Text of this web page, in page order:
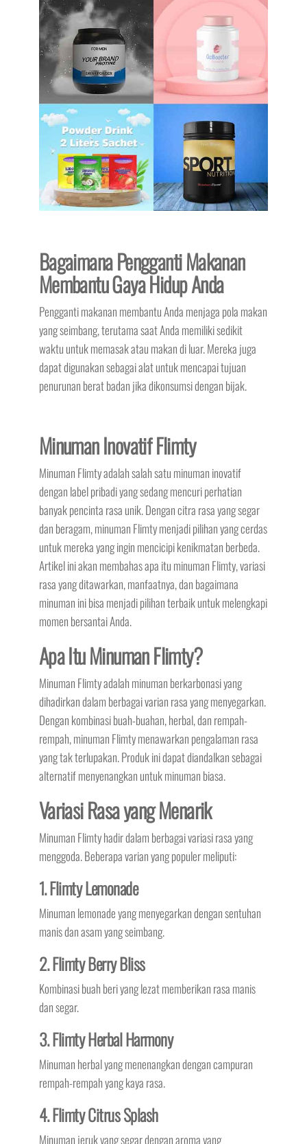
Bagaimana Pengganti Makanan
Membantu Gaya Hidup Anda
Pengganti makanan membantu Anda menjaga pola makan
yang seimbang, terutama saat Anda memiliki sedikit
waktu untuk memasak atau makan di luar. Mereka juga
dapat digunakan sebagai alat untuk mencapai tujuan
penurunan berat badan jika dikonsumsi dengan bijak.
Minuman Inovatif Flimty
Minuman Flimty adalah salah satu minuman inovatif
dengan label pribadi yang sedang mencuri perhatian
banyak pencinta rasa unik. Dengan citra rasa yang segar
dan beragam, minuman Flimty menjadi pilihan yang cerdas
untuk mereka yang ingin mencicipi kenikmatan berbeda.
Artikel ini akan membahas apa itu minuman Flimty, variasi
rasa yang ditawarkan, manfaatnya, dan bagaimana
minuman ini bisa menjadi pilihan terbaik untuk melengkapi
momen bersantai Anda.
Apa Itu Minuman Flimty?
Minuman Flimty adalah minuman berkarbonasi yang
dihadirkan dalam berbagai varian rasa yang menyegarkan.
Dengan kombinasi buah-buahan, herbal, dan rempah-
rempah, minuman Flimty menawarkan pengalaman rasa
yang tak terlupakan. Produk ini dapat diandalkan sebagai
alternatif menyenangkan untuk minuman biasa.
Variasi Rasa yang Menarik
Minuman Flimty hadir dalam berbagai variasi rasa yang
menggoda. Beberapa varian yang populer meliputi:
1. Flimty Lemonade
Minuman lemonade yang menyegarkan dengan sentuhan
manis dan asam yang seimbang.
2. Flimty Berry Bliss
Kombinasi buah beri yang lezat memberikan rasa manis
dan segar.
3. Flimty Herbal Harmony
Minuman herbal yang menenangkan dengan campuran
rempah-rempah yang kaya rasa.
4. Flimty Citrus Splash
Minuman jeruk yang segar dengan aroma yang